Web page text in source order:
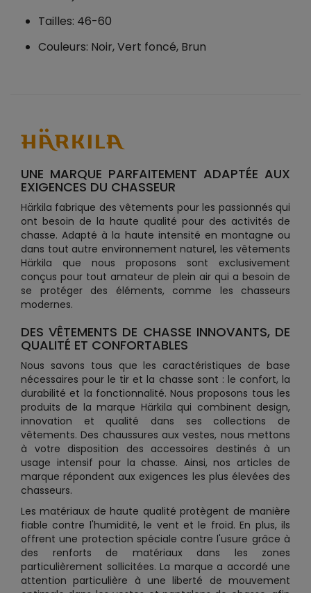
Tailles: 46-60
Couleurs: Noir, Vert foncé, Brun
UNE MARQUE PARFAITEMENT ADAPTÉE AUX
EXIGENCES DU CHASSEUR
Härkila fabrique des vêtements pour les passionnés qui
ont besoin de la haute qualité pour des activités de
chasse. Adapté à la haute intensité en montagne ou
dans tout autre environnement naturel, les vêtements
Härkila que nous proposons sont exclusivement
conçus pour tout amateur de plein air qui a besoin de
se protéger des éléments, comme les chasseurs
modernes.
DES VÊTEMENTS DE CHASSE INNOVANTS, DE
QUALITÉ ET CONFORTABLES
Nous savons tous que les caractéristiques de base
nécessaires pour le tir et la chasse sont : le confort, la
durabilité et la fonctionnalité. Nous proposons tous les
produits de la marque Härkila qui combinent design,
innovation et qualité dans ses collections de
vêtements. Des chaussures aux vestes, nous mettons
à votre disposition des accessoires destinés à un
usage intensif pour la chasse. Ainsi, nos articles de
marque répondent aux exigences les plus élevées des
chasseurs.
Les matériaux de haute qualité protègent de manière
fiable contre l'humidité, le vent et le froid. En plus, ils
offrent une protection spéciale contre l'usure grâce à
des renforts de matériaux dans les zones
particulièrement sollicitées. La marque a accordé une
attention particulière à une liberté de mouvement